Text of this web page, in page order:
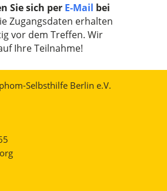
Sie sich per E-Mail bei
Zugangsdaten erhalten
vor dem Treffen. Wir
Ihre Teilnahme!
Selbsthilfe Berlin e.V.